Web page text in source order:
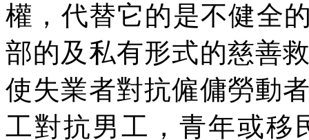
權，代替它的是不健全
部的及私有形式的慈善
使失業者對抗僱傭勞動
工對抗男工，青年或移